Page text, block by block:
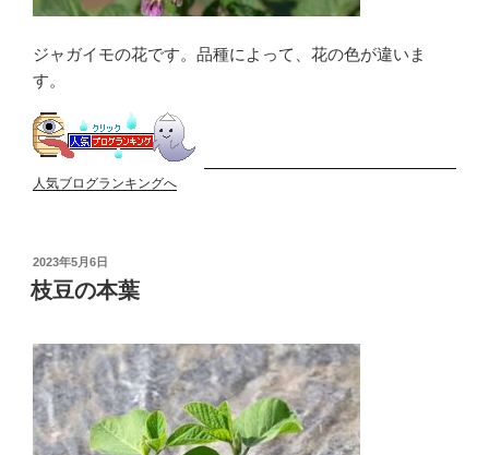
ジャガイモの花です。品種によって、花の色が違いま
す。
人気ブログランキングへ
投
稿
日:
2023年5月6日
枝豆の本葉